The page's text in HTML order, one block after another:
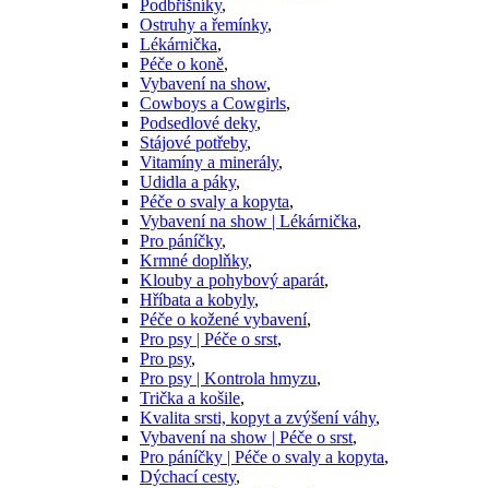
Podbřišníky,
Ostruhy a řemínky,
Lékárnička,
Péče o koně,
Vybavení na show,
Cowboys a Cowgirls,
Podsedlové deky,
Stájové potřeby,
Vitamíny a minerály,
Udidla a páky,
Péče o svaly a kopyta,
Vybavení na show | Lékárnička,
Pro páníčky,
Krmné doplňky,
Klouby a pohybový aparát,
Hříbata a kobyly,
Péče o kožené vybavení,
Pro psy | Péče o srst,
Pro psy,
Pro psy | Kontrola hmyzu,
Trička a košile,
Kvalita srsti, kopyt a zvýšení váhy,
Vybavení na show | Péče o srst,
Pro páníčky | Péče o svaly a kopyta,
Dýchací cesty,